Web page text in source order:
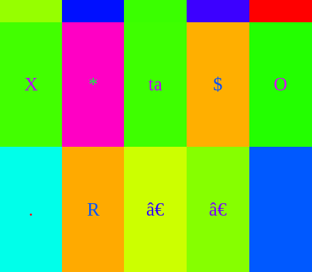
X * ta $ O
. R â€ â€